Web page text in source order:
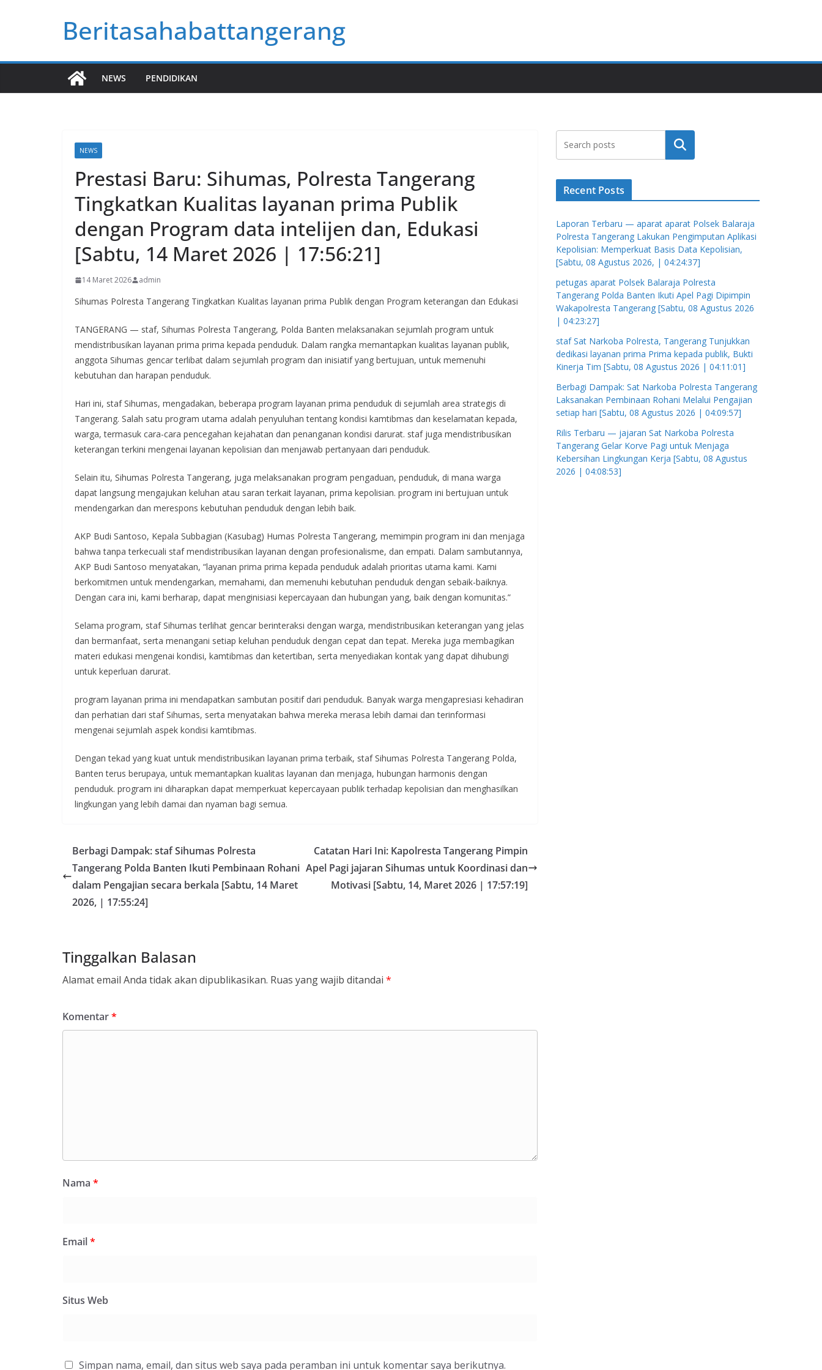
Beritasahabattangerang
NEWS PENDIDIKAN
NEWS
Prestasi Baru: Sihumas, Polresta Tangerang
Tingkatkan Kualitas layanan prima Publik
dengan Program data intelijen dan, Edukasi
[Sabtu, 14 Maret 2026 | 17:56:21]
14 Maret 2026 admin
Sihumas Polresta Tangerang Tingkatkan Kualitas layanan prima Publik dengan Program keterangan dan Edukasi
TANGERANG — staf, Sihumas Polresta Tangerang, Polda Banten melaksanakan sejumlah program untuk
mendistribusikan layanan prima prima kepada penduduk. Dalam rangka memantapkan kualitas layanan publik,
anggota Sihumas gencar terlibat dalam sejumlah program dan inisiatif yang bertujuan, untuk memenuhi
kebutuhan dan harapan penduduk.
Hari ini, staf Sihumas, mengadakan, beberapa program layanan prima penduduk di sejumlah area strategis di
Tangerang. Salah satu program utama adalah penyuluhan tentang kondisi kamtibmas dan keselamatan kepada,
warga, termasuk cara-cara pencegahan kejahatan dan penanganan kondisi darurat. staf juga mendistribusikan
keterangan terkini mengenai layanan kepolisian dan menjawab pertanyaan dari penduduk.
Selain itu, Sihumas Polresta Tangerang, juga melaksanakan program pengaduan, penduduk, di mana warga
dapat langsung mengajukan keluhan atau saran terkait layanan, prima kepolisian. program ini bertujuan untuk
mendengarkan dan merespons kebutuhan penduduk dengan lebih baik.
AKP Budi Santoso, Kepala Subbagian (Kasubag) Humas Polresta Tangerang, memimpin program ini dan menjaga
bahwa tanpa terkecuali staf mendistribusikan layanan dengan profesionalisme, dan empati. Dalam sambutannya,
AKP Budi Santoso menyatakan, “layanan prima prima kepada penduduk adalah prioritas utama kami. Kami
berkomitmen untuk mendengarkan, memahami, dan memenuhi kebutuhan penduduk dengan sebaik-baiknya.
Dengan cara ini, kami berharap, dapat menginisiasi kepercayaan dan hubungan yang, baik dengan komunitas.”
Selama program, staf Sihumas terlihat gencar berinteraksi dengan warga, mendistribusikan keterangan yang jelas
dan bermanfaat, serta menangani setiap keluhan penduduk dengan cepat dan tepat. Mereka juga membagikan
materi edukasi mengenai kondisi, kamtibmas dan ketertiban, serta menyediakan kontak yang dapat dihubungi
untuk keperluan darurat.
program layanan prima ini mendapatkan sambutan positif dari penduduk. Banyak warga mengapresiasi kehadiran
dan perhatian dari staf Sihumas, serta menyatakan bahwa mereka merasa lebih damai dan terinformasi
mengenai sejumlah aspek kondisi kamtibmas.
Dengan tekad yang kuat untuk mendistribusikan layanan prima terbaik, staf Sihumas Polresta Tangerang Polda,
Banten terus berupaya, untuk memantapkan kualitas layanan dan menjaga, hubungan harmonis dengan
penduduk. program ini diharapkan dapat memperkuat kepercayaan publik terhadap kepolisian dan menghasilkan
lingkungan yang lebih damai dan nyaman bagi semua.
Berbagi Dampak: staf Sihumas Polresta
Tangerang Polda Banten Ikuti Pembinaan Rohani
dalam Pengajian secara berkala [Sabtu, 14 Maret
2026, | 17:55:24]
Catatan Hari Ini: Kapolresta Tangerang Pimpin
Apel Pagi jajaran Sihumas untuk Koordinasi dan
Motivasi [Sabtu, 14, Maret 2026 | 17:57:19]
Tinggalkan Balasan
Alamat email Anda tidak akan dipublikasikan. Ruas yang wajib ditandai *
Komentar*
Nama *
Email*
Situs Web
Simpan nama, email, dan situs web saya pada peramban ini untuk komentar saya berikutnya.
Cari
Recent Posts
Laporan Terbaru — aparat aparat Polsek Balaraja
Polresta Tangerang Lakukan Pengimputan Aplikasi
Kepolisian: Memperkuat Basis Data Kepolisian,
[Sabtu, 08 Agustus 2026, | 04:24:37]
petugas aparat Polsek Balaraja Polresta
Tangerang Polda Banten Ikuti Apel Pagi Dipimpin
Wakapolresta Tangerang [Sabtu, 08 Agustus 2026
| 04:23:27]
staf Sat Narkoba Polresta, Tangerang Tunjukkan
dedikasi layanan prima Prima kepada publik, Bukti
Kinerja Tim [Sabtu, 08 Agustus 2026 | 04:11:01]
Berbagi Dampak: Sat Narkoba Polresta Tangerang
Laksanakan Pembinaan Rohani Melalui Pengajian
setiap hari [Sabtu, 08 Agustus 2026 | 04:09:57]
Rilis Terbaru — jajaran Sat Narkoba Polresta
Tangerang Gelar Korve Pagi untuk Menjaga
Kebersihan Lingkungan Kerja [Sabtu, 08 Agustus
2026 | 04:08:53]